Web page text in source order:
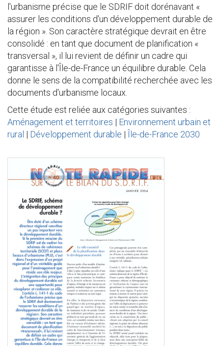
l'urbanisme précise que le SDRIF doit dorénavant «
assurer les conditions d'un développement durable de
la région ». Son caractère stratégique devrait en être
consolidé : en tant que document de planification «
transversal », il lui revient de définir un cadre qui
garantisse à l'Île-de-France un équilibre durable. Cela
donne le sens de la compatibilité recherchée avec les
documents d'urbanisme locaux.
Cette étude est reliée aux catégories suivantes :
Aménagement et territoires | Environnement urbain et
rural | Développement durable | Île-de-France 2030